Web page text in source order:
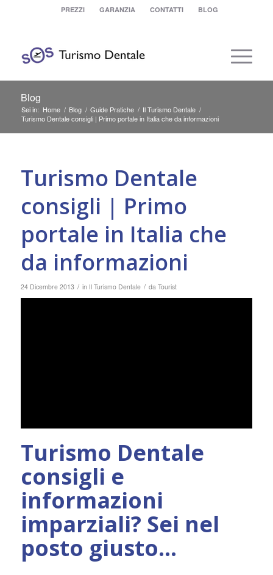
PREZZI GARANZIA CONTATTI BLOG
Blog
Sei in: Home / Blog / Guide Pratiche / Il Turismo Dentale /
Turismo Dentale consigli | Primo portale in Italia che da informazioni
Turismo Dentale
consigli | Primo
portale in Italia che
da informazioni
24 Dicembre 2013 / in Il Turismo Dentale / da Tourist
Turismo Dentale
consigli e
informazioni
imparziali? Sei nel
posto giusto…